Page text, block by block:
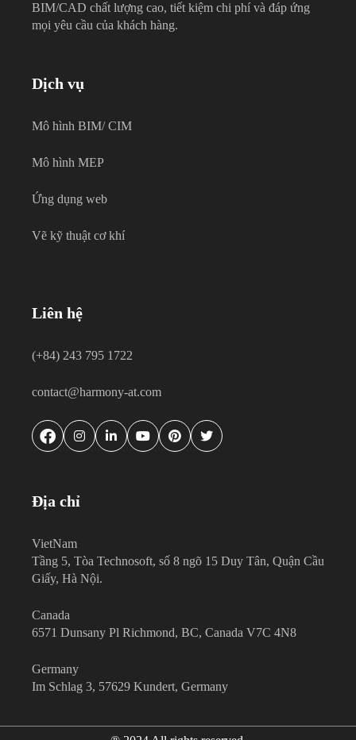
BIM/CAD chất lượng cao, tiết kiệm chi phí và đáp ứng
mọi yêu cầu của khách hàng.
Dịch vụ
Mô hình BIM/ CIM
Mô hình MEP
Ứng dụng web
Vẽ kỹ thuật cơ khí
Liên hệ
(+84) 243 795 1722
contact@harmony-at.com
Địa chỉ
VietNam
Tầng 5, Tòa Technosoft, số 8 ngõ 15 Duy Tân, Quận Cầu
Giấy, Hà Nội.
Canada
6571 Dunsany Pl Richmond, BC, Canada V7C 4N8
Germany
Im Schlag 3, 57629 Kundert, Germany